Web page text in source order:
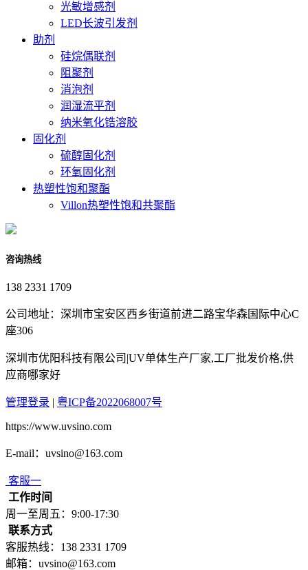
光敏增感剂
LED长波引发剂
助剂
硅烷偶联剂
阻聚剂
消泡剂
润湿流平剂
纳米氧化锆溶胶
固化剂
硫醇固化剂
环氧固化剂
热塑性饱和聚酯
Villon热塑性饱和共聚酯
咨询热线
138 2331 1709
公司地址：深圳市宝安区西乡街道前进二路宝华森国际中心C
座306
深圳市优阳科技有限公司|UV单体生产厂家,工厂批发价格,供
应商哪家好
管理登录 | 粤ICP备2022068007号
https://www.uvsino.com
E-mail：uvsino@163.com
客服一
工作时间
周一至周五：9:00-17:30
联系方式
客服热线：138 2331 1709
邮箱：uvsino@163.com